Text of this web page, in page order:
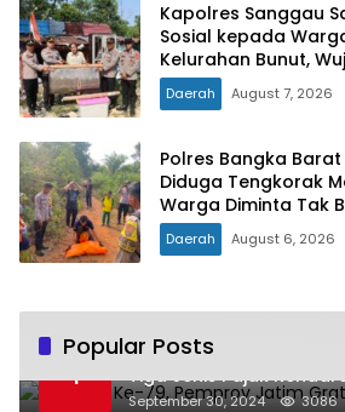
Kapolres Sanggau
Sosial kepada
Kelurahan Bunut,
Kepedulian Polri
Daerah August 7, 2026
Polres Bangka
Diduga Tengkorak
Warga Diminta Tak
Daerah August 6, 2026
Popular Posts
1
Hari Jadi Ke-79,
Tiga Jenis Pajak
September 30, 2024 3086